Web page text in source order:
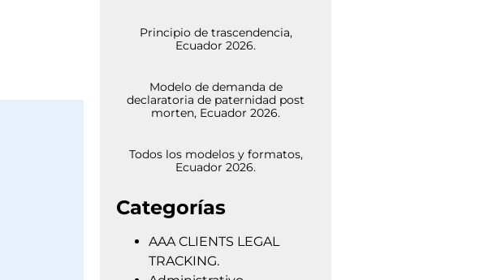
Principio de trascendencia,
Ecuador 2026.
Modelo de demanda de
declaratoria de paternidad post
morten, Ecuador 2026.
Todos los modelos y formatos,
Ecuador 2026.
Categorías
AAA CLIENTS LEGAL
TRACKING.